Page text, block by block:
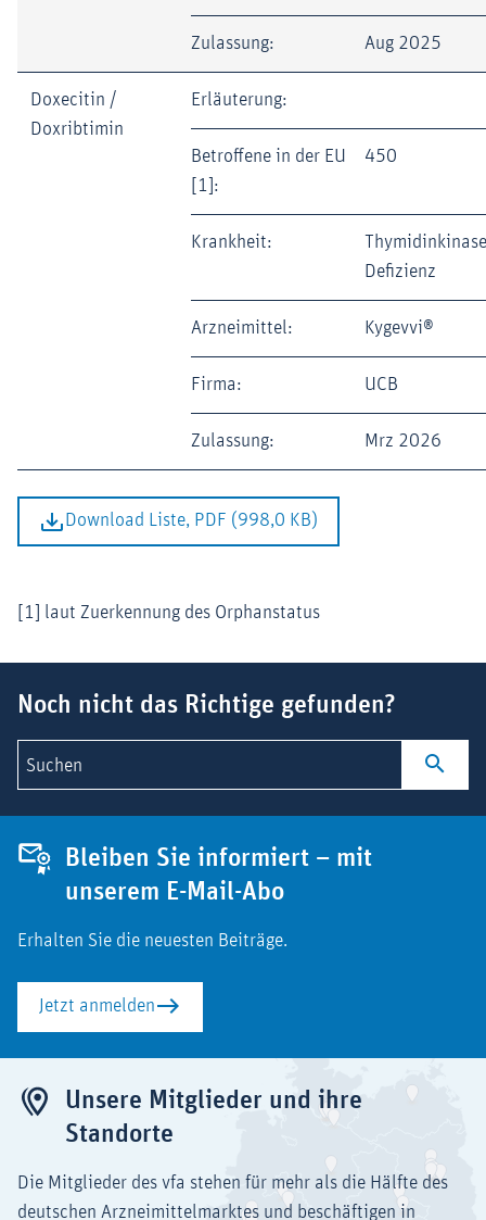
Zulassung: Aug 2025
Doxecitin /
Doxribtimin
Erläuterung:
Betroffene in der EU
[1]:
450
Krankheit:
Defizienz
Arzneimittel: Kygevvi®
Firma: UCB
Zulassung: Mrz 2026
Download Liste, PDF (998,0 KB)
[1] laut Zuerkennung des Orphanstatus
Noch nicht das Richtige gefunden?
Suchen
Bleiben Sie informiert – mit
unserem E-Mail-Abo
Erhalten Sie die neuesten Beiträge.
Jetzt anmelden
Unsere Mitglieder und ihre
Standorte
Die Mitglieder des vfa stehen für mehr als die Hälfte des
deutschen Arzneimittelmarktes und beschäftigen in